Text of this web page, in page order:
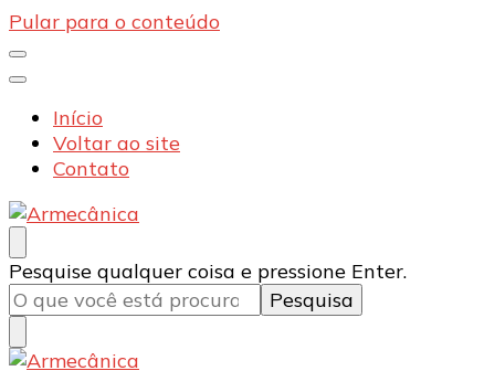
Pular para o conteúdo
Início
Voltar ao site
Contato
Armecânica
Blog
Procurando
algo?
Pesquise qualquer coisa e pressione Enter.